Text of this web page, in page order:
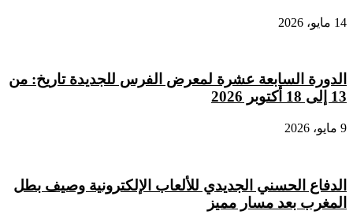
14 مايو، 2026
الدورة السابعة عشرة لمعرض الفرس للجديدة تاريخ: من
13 إلى 18 أكتوبر 2026
9 مايو، 2026
الدفاع الحسني الجديدي للألعاب الإلكترونية وصيف بطل
المغرب بعد مسار مميز